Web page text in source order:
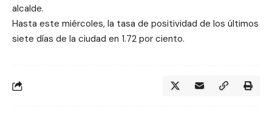
alcalde.
Hasta este miércoles, la tasa de positividad de los últimos
siete días de la ciudad en 1.72 por ciento.